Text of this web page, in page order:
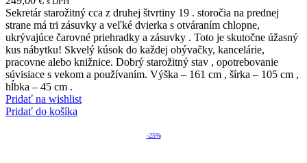
Sekretár starožitný cca z druhej štvrtiny 19 . storočia na prednej
strane má tri zásuvky a veľké dvierka s otváraním chlopne,
ukrývajúce čarovné priehradky a zásuvky . Toto je skutočne úžasný
kus nábytku! Skvelý kúsok do každej obývačky, kancelárie,
pracovne alebo knižnice. Dobrý starožitný stav , opotrebovanie
súvisiace s vekom a používaním. Výška – 161 cm , šírka – 105 cm ,
hĺbka – 45 cm .
Pridať na wishlist
Pridať do košíka
-25%